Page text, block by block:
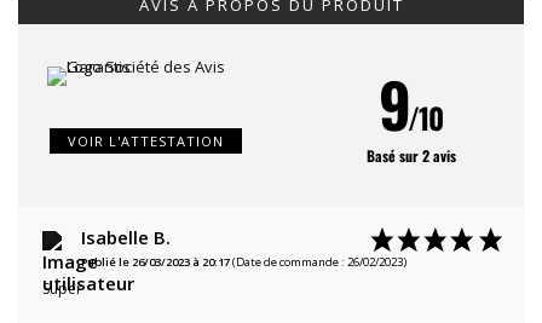
AVIS À PROPOS DU PRODUIT
VOIR L'ATTESTATION 9/10
Basé sur 2 avis
Isabelle B.
Publié le 26/03/2023 à 20:17(Date de commande : 26/02/2023)
Super